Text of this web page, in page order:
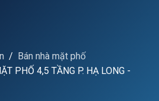
Bán nhà mặt phố
PHỐ 4,5 TẦNG P. HẠ LONG -